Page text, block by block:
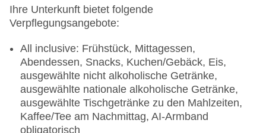
Ihre Unterkunft bietet folgende
Verpflegungsangebote:
All inclusive: Frühstück, Mittagessen,
Abendessen, Snacks, Kuchen/Gebäck, Eis,
ausgewählte nicht alkoholische Getränke,
ausgewählte nationale alkoholische Getränke,
ausgewählte Tischgetränke zu den Mahlzeiten,
Kaffee/Tee am Nachmittag, AI-Armband
obligatorisch